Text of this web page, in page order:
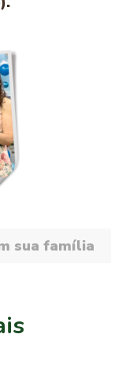
sua família